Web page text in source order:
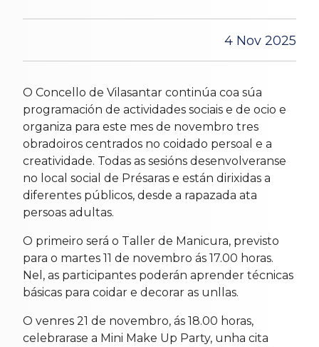
4 Nov 2025
O Concello de Vilasantar continúa coa súa
programación de actividades sociais e de ocio e
organiza para este mes de novembro tres
obradoiros centrados no coidado persoal e a
creatividade. Todas as sesións desenvolveranse
no local social de Présaras e están dirixidas a
diferentes públicos, desde a rapazada ata
persoas adultas.
O primeiro será o Taller de Manicura, previsto
para o martes 11 de novembro ás 17.00 horas.
Nel, as participantes poderán aprender técnicas
básicas para coidar e decorar as unllas.
O venres 21 de novembro, ás 18.00 horas,
celebrarase a Mini Make Up Party, unha cita